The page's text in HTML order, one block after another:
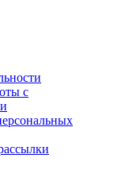
с